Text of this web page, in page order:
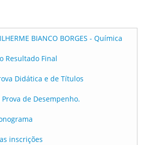
BIANCO BORGES - Química
Resultado Final
Didática e de Títulos
de Desempenho.
inscrições